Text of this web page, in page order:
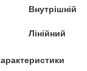
Внутрішній
Лінійний